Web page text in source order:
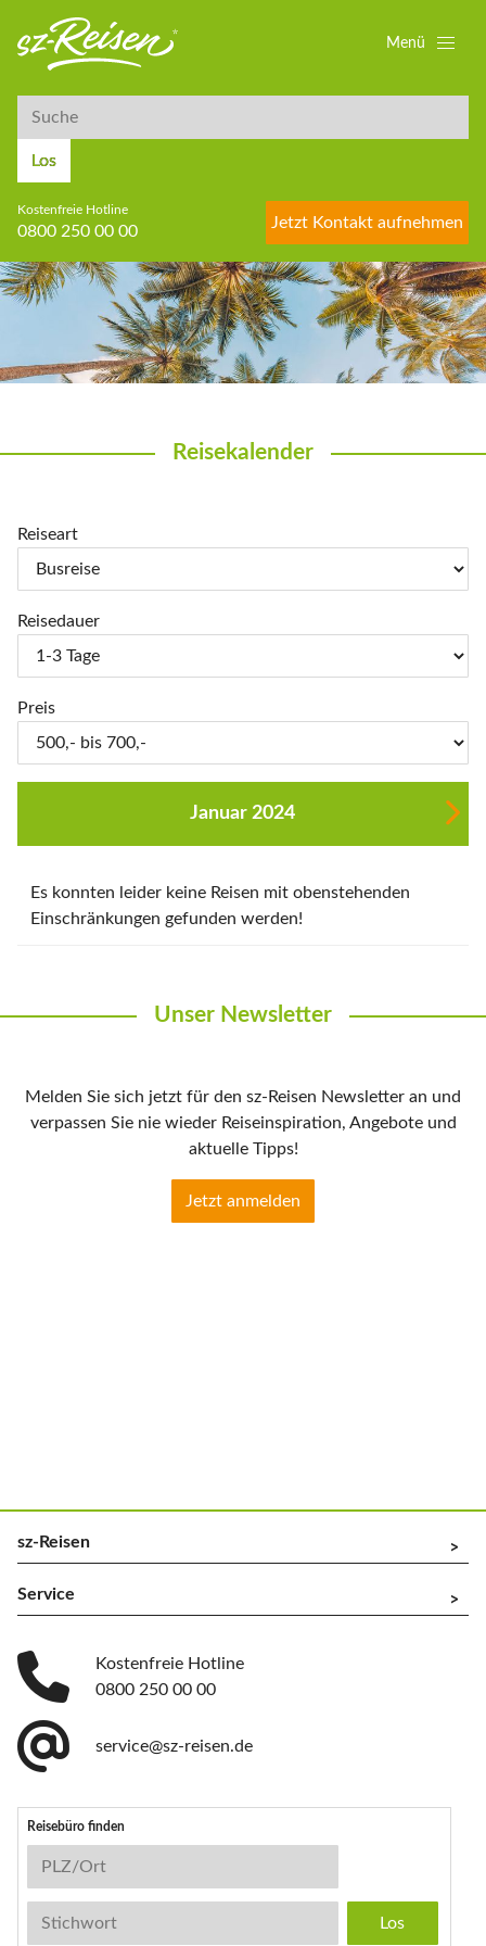
Suche
Los
Kostenfreie Hotline
0800 250 00 00
Jetzt Kontakt aufnehmen
Menü
Reisekalender
Reiseart
Reisedauer
Preis
Januar 2024
Es konnten leider keine Reisen mit obenstehenden
Einschränkungen gefunden werden!
Unser Newsletter
Melden Sie sich jetzt für den sz-Reisen Newsletter an und
verpassen Sie nie wieder Reiseinspiration, Angebote und
aktuelle Tipps!
Jetzt anmelden
sz-Reisen ^
Service ^
Kostenfreie Hotline
0800 250 00 00
service@sz-reisen.de
Reisebüro finden
Reisebüro-Suche
PLZ/Ort